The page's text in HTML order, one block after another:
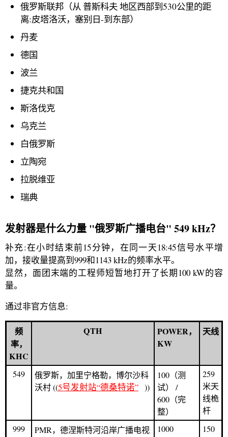
俄罗斯联邦（从 普斯科夫 地区西部到530公里的距
离:皮塔洛沃，塞别日-到东部）
丹麦
德国
波兰
捷克共和国
斯洛伐克
乌克兰
白俄罗斯
立陶宛
拉脱维亚
瑞典
发射器是什么力量 "俄罗斯广播电台" 549 kHz？
补充:在小时结束前15分钟，在同一天18:45信号水平增
加，接收量提高到999和1143 kHz的频率水平。
显然，面团末端的工程师短暂地打开了长期100 kW的容
量。
通过非官方信息:
频
率，
KHC
QTH
POWER，
KW
天线
549
俄罗斯，加里宁格勒，博尔沙科
沃村 ((5号发射站“德桑特诺” ))
100（测
试） /
600（完
整）
259
米天
线桅
杆
999
PMR，德涅斯特河沿岸广播电视
1000
150